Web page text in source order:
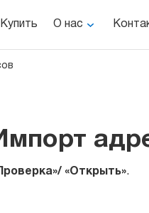
Купить О нас
«Открыть».